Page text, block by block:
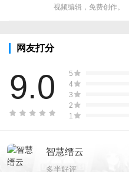
视频编辑，免费创作。
网友打分
9.0
5
4
3
2
1
智慧缙云
多半好评